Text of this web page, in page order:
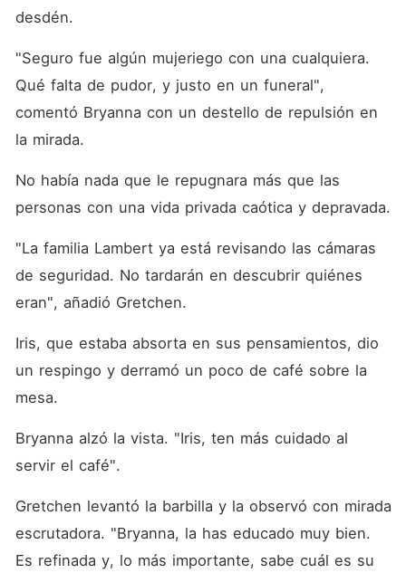
desdén.
"Seguro fue algún mujeriego con una cualquiera.
Qué falta de pudor, y justo en un funeral",
comentó Bryanna con un destello de repulsión en
la mirada.
No había nada que le repugnara más que las
"La familia Lambert ya está revisando las cámaras
de seguridad. No tardarán en descubrir quiénes
eran", añadió Gretchen.
Iris, que estaba absorta en sus pensamientos, dio
un respingo y derramó un poco de café sobre la
mesa.
Bryanna alzó la vista. "Iris, ten más cuidado al
servir el café".
Gretchen levantó la barbilla y la observó con mirada
escrutadora. "Bryanna, la has educado muy bien.
Es refinada y, lo más importante, sabe cuál es su